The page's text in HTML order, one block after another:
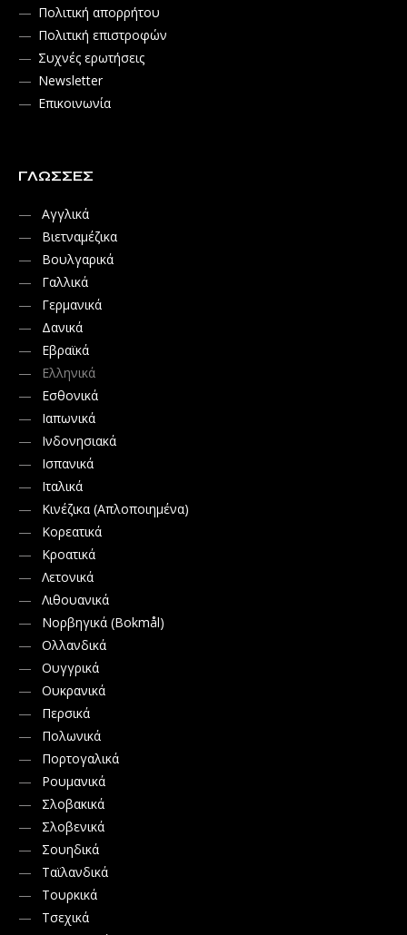
Πολιτική απορρήτου
Πολιτική επιστροφών
Συχνές ερωτήσεις
Newsletter
Επικοινωνία
ΓΛΏΣΣΕΣ
Αγγλικά
Βιετναμέζικα
Βουλγαρικά
Γαλλικά
Γερμανικά
Δανικά
Εβραϊκά
Ελληνικά
Εσθονικά
Ιαπωνικά
Ινδονησιακά
Ισπανικά
Ιταλικά
Κινέζικα (Απλοποιημένα)
Κορεατικά
Κροατικά
Λετονικά
Λιθουανικά
Νορβηγικά (Bokmål)
Ολλανδικά
Ουγγρικά
Ουκρανικά
Περσικά
Πολωνικά
Πορτογαλικά
Ρουμανικά
Σλοβακικά
Σλοβενικά
Σουηδικά
Ταϊλανδικά
Τουρκικά
Τσεχικά